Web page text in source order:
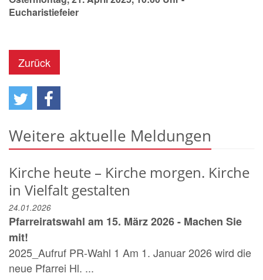
Eucharistiefeier
Zurück
Weitere aktuelle Meldungen
Kirche heute – Kirche morgen. Kirche
in Vielfalt gestalten
24.01.2026
Pfarreiratswahl am 15. März 2026 - Machen Sie
mit!
2025_Aufruf PR-Wahl 1 Am 1. Januar 2026 wird die
neue Pfarrei Hl. ...